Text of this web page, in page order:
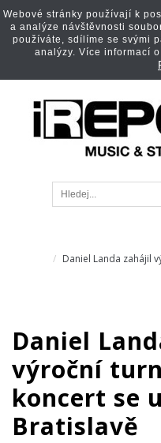
Daniel Landa zahájil
Daniel
výroční
koncert se
Bratislavě
Webové stránky používají k
a analýze návštěvnosti
používáte, sdílíme se svými
analýzy. Více informací